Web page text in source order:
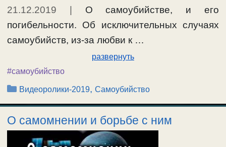
21.12.2019
О самоубийстве, и его
погибельности. Об исключительных случаях
самоубийств, из-за любви к …
развернуть
#самоубийство
Рубрики
Видеоролики-2019,Самоубийство
О самомнении и борьбе с ним